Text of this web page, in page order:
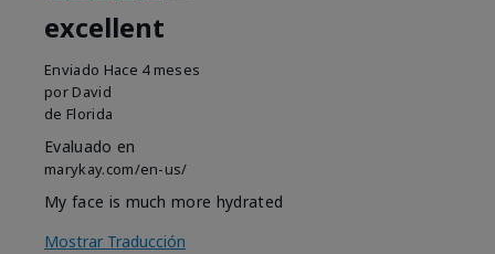
excellent
Enviado Hace 4 meses
por David
de Florida
Evaluado en
marykay.com/en-us/
My face is much more hydrated
Mostrar Traducción